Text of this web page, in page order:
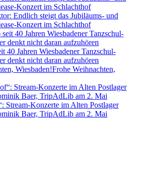
Endlich steigt das Jubiläums- und
Konzert im Schlachthof
40 Jahren Wiesbadener Tanzschul-
denkt nicht daran aufzuhören
Frohe Weihnachten,
Stream-Konzerte im Alten Postlager
Baer, TripAdLib am 2. Mai